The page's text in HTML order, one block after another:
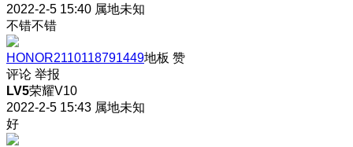
2022-2-5 15:40 属地未知
不错不错
HONOR2110118791449地板 赞
评论 举报
LV5荣耀V10
2022-2-5 15:43 属地未知
好